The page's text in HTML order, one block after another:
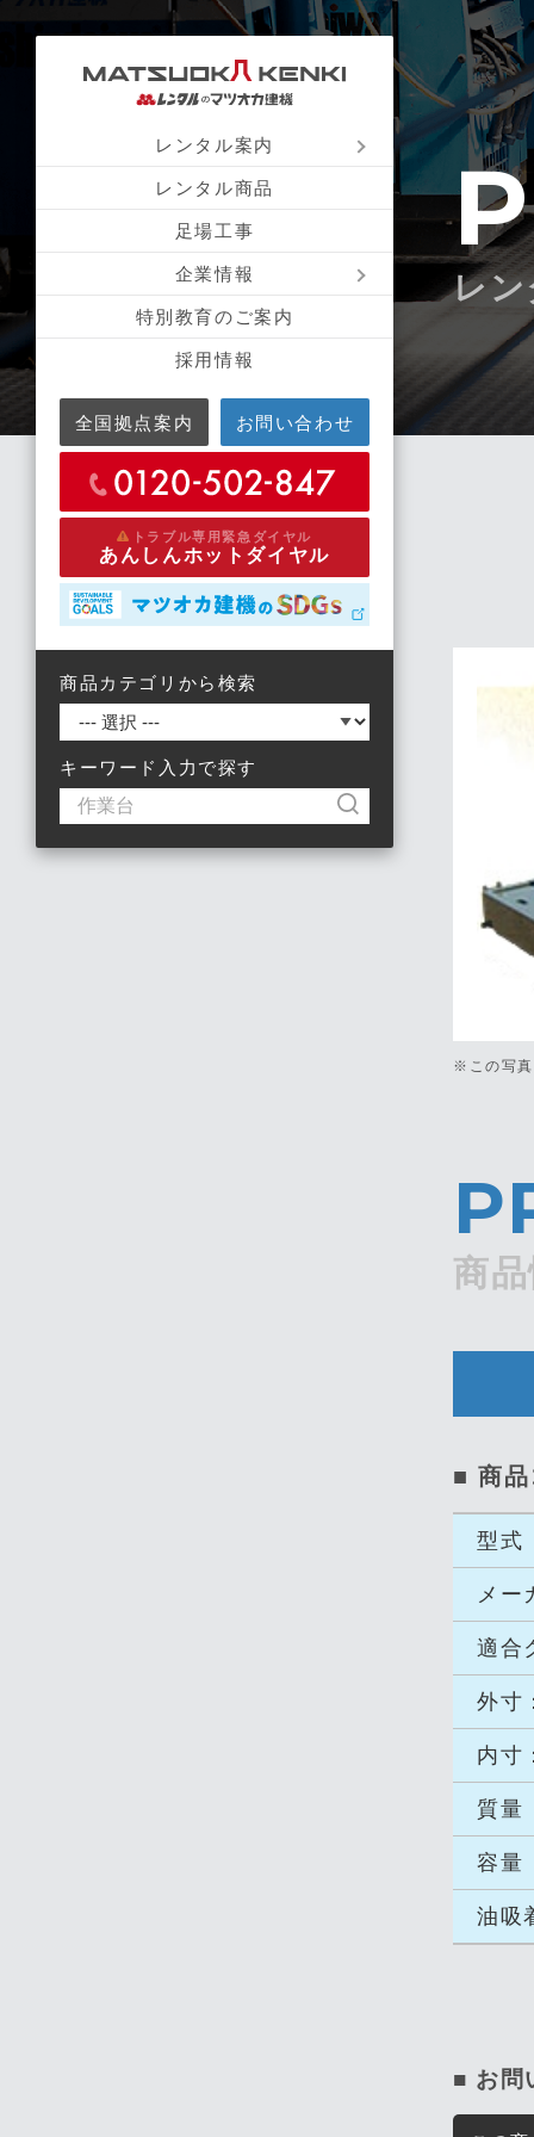
レンタル案内
レンタル商品
足場工事
企業情報
特別教育のご案内
採用情報
全国拠点案内 お問い合わせ
トラブル専用緊急ダイヤル
あんしんホットダイヤル
商品カテゴリから検索
キーワード入力で探す
レン
※この写真
商
■ 商
型式
メー
適合
外寸
内寸
質量
容量
油吸
■ お問